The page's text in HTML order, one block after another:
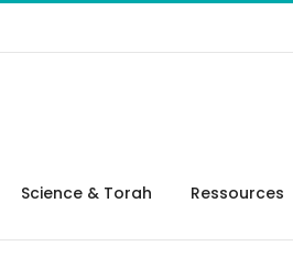
Science & Torah Ressources